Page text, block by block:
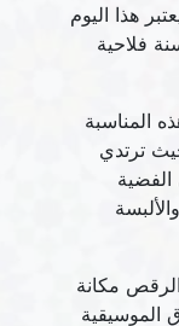
هذا اليوم
فلاحية
المناسبة
حيث ترتدي
الفضية
مكانة
الموسيقية